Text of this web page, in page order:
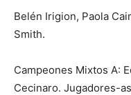
Belén Irigion, Paola
Smith.
Campeones Mixtos A:
Cecinaro. Jugadores-as